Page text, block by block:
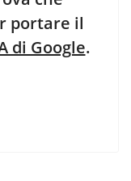
portare il
di Google.